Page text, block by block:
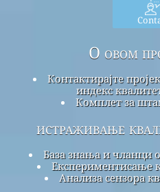
О овом
Контактирајте
индекс
Комплет за
истраживање
База знања и чланци
Експериментисање
Анализа сензора